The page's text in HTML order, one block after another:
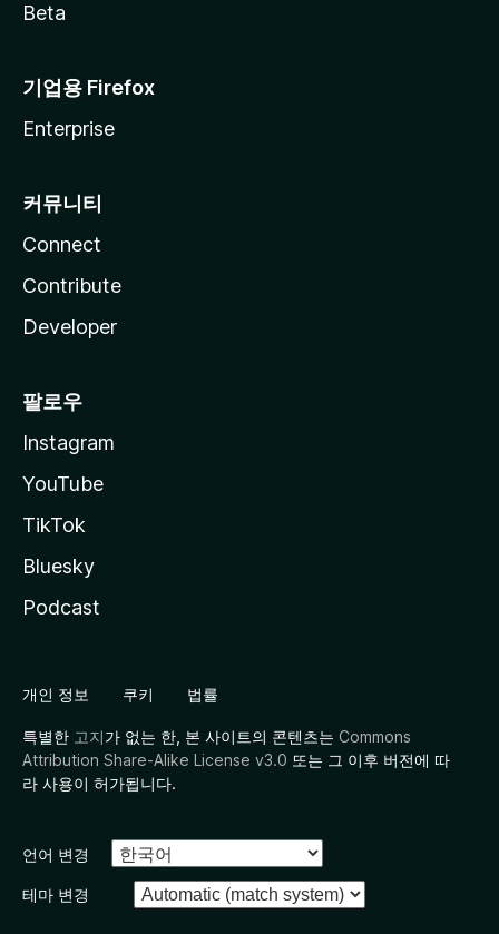
Beta
기업용 Firefox
Enterprise
커뮤니티
Connect
Contribute
Developer
팔로우
Instagram
YouTube
TikTok
Bluesky
Podcast
개인 정보 쿠키 법률
특별한 고지가 없는 한, 본 사이트의 콘텐츠는 Commons
Attribution Share-Alike License v3.0 또는 그 이후 버전에 따
라 사용이 허가됩니다.
언어 변경
테마 변경